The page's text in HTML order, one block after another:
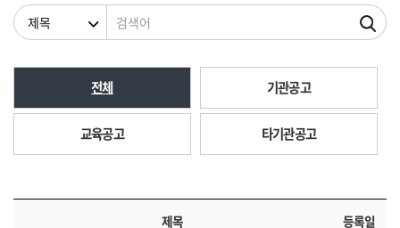
검색조건 검색어
전체 기관공고
교육공고 타기관공고
제목 등록일